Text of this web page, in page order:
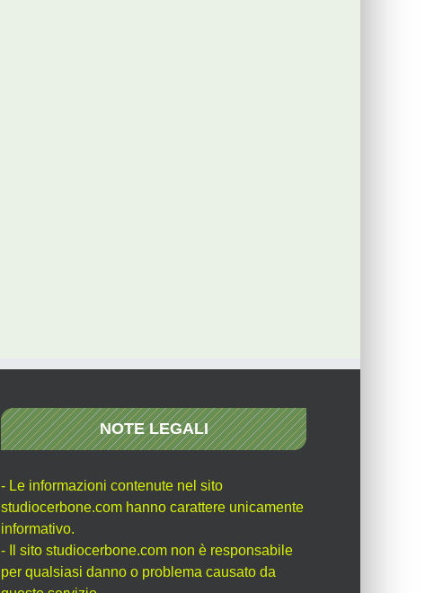
NOTE LEGALI
- Le informazioni contenute nel sito
studiocerbone.com hanno carattere unicamente
informativo.
- Il sito studiocerbone.com non è responsabile
per qualsiasi danno o problema causato da